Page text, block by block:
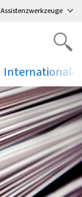
Assistenzwerkzeuge
.